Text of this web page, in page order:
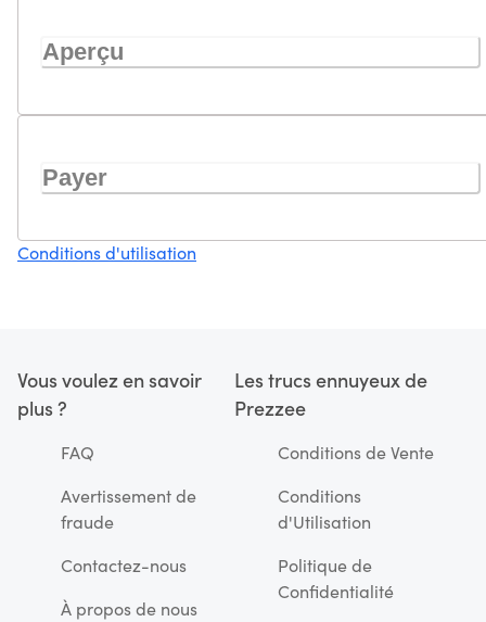
Aperçu
Payer
Conditions d'utilisation
Vous voulez en savoir
plus ?
FAQ
Avertissement de
fraude
Contactez-nous
À propos de nous
Les trucs ennuyeux de
Prezzee
Conditions de Vente
Conditions
d'Utilisation
Politique de
Confidentialité